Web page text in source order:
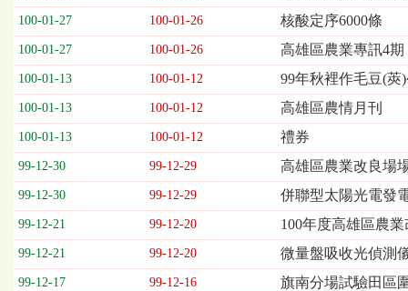
期、
截
標
日
期、
公
告
事
項
100-01-27 100-01-26 核酸定序6000條
100-01-27 100-01-26 高雄區農業專訊4期
100-01-13 100-01-12 99年秋裡作毛豆(莢
100-01-13 100-01-12 高雄區農情月刊
100-01-13 100-01-12 禮券
99-12-30 99-12-29 高雄區農業改良場
99-12-30 99-12-29 併聯型太陽光電發
99-12-21 99-12-20 100年度高雄區農
99-12-21 99-12-20 微量盤吸收光偵測
99-12-17 99-12-16 旗南分場試驗田區